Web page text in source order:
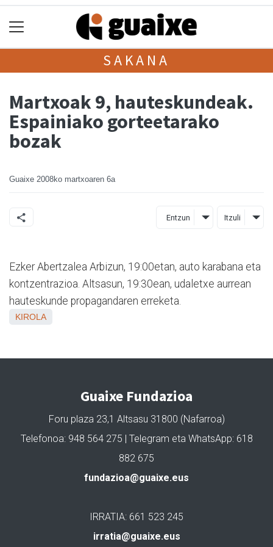
SAKANA
Martxoak 9, hauteskundeak.
Espainiako gorteetarako
bozak
Guaixe 2008ko martxoaren 6a
Entzun Itzuli
Ezker Abertzalea Arbizun, 19:00etan, auto karabana eta
kontzentrazioa. Altsasun, 19:30ean, udaletxe aurrean
hauteskunde propagandaren erreketa.
KIROLA
Guaixe Fundazioa
Foru plaza 23,1 Altsasu 31800 (Nafarroa)
Telefonoa: 948 564 275 | Telegram eta WhatsApp: 618
882 675
fundazioa@guaixe.eus
IRRATIA: 661 523 245
irratia@guaixe.eus